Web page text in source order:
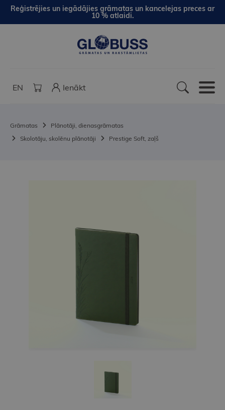
Reģistrējies un iegādājies grāmatas un kancelejas preces ar
10 % atlaidi.
EN Ienākt
Grāmatas
Plānotāji, dienasgrāmatas
Skolotāju, skolēnu plānotāji
Prestige Soft, zaļš